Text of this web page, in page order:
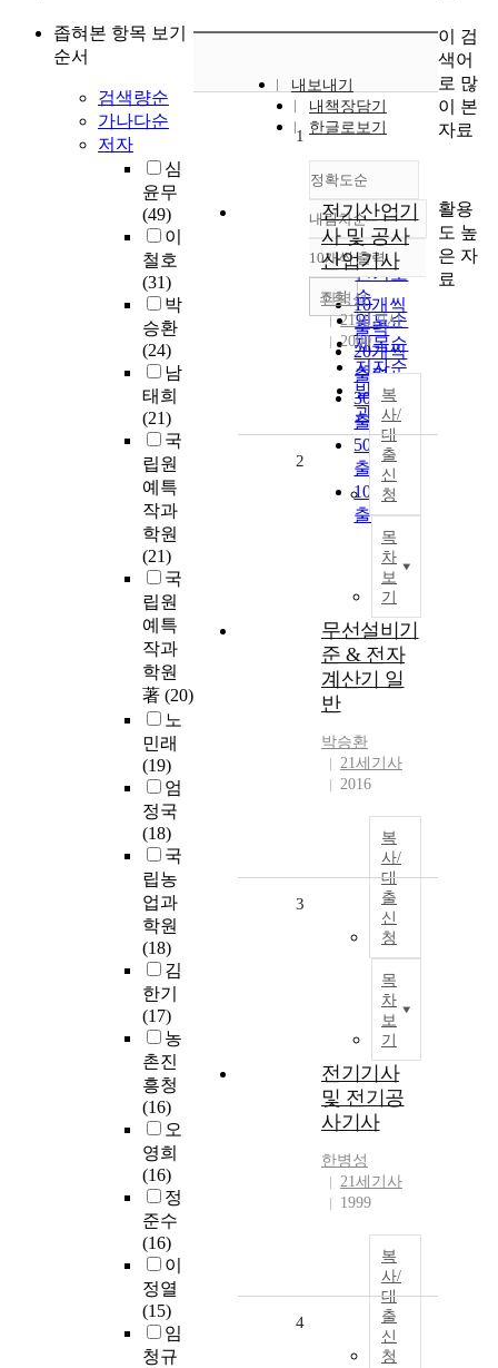
좁혀본 항목 보기
순서
검색량순
가나다순
저자
심
윤무
(49)
이
철호
(31)
박
승환
(24)
남
태희
(21)
국
립원
예특
작과
학원
(21)
국
립원
예특
작과
학원
著 (20)
노
민래
(19)
엄
정국
(18)
국
립농
업과
학원
(18)
김
한기
(17)
농
촌진
흥청
(16)
오
영희
(16)
정
준수
(16)
이
정열
(15)
임
청규
내보내기
내책장담기
한글로보기
정확도순
정확도
순
인기도
순
연도순
제목순
저자순
발행기
관순
내림차순
내림차순
10개씩 출력
10개씩
출력
20개씩
출력
30개씩
출력
50개씩
출력
100개씩
출력
조회
1
전기산업기
사 및 공사
산업기사
한병성
21세기사
2000
복
사/
대
출
신
청
목
차
보
기
2
무선설비기
준 & 전자
계산기 일
반
박승환
21세기사
2016
복
사/
대
출
신
청
목
차
보
기
3
전기기사
및 전기공
사기사
한병성
21세기사
1999
복
사/
대
출
신
청
4
이 검
색어
로 많
이 본
자료
활용
도 높
은 자
료